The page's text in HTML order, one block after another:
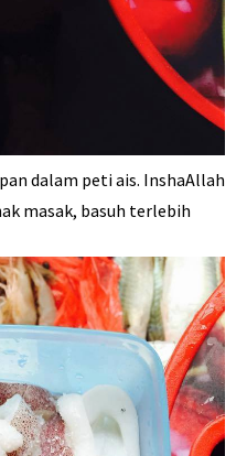
dalam peti ais. InshaAllah
masak, basuh terlebih